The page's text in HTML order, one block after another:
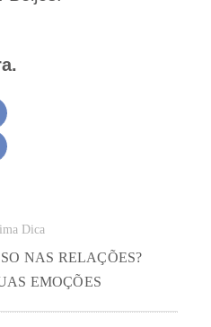
Dica
NAS RELAÇÕES?
EMOÇÕES